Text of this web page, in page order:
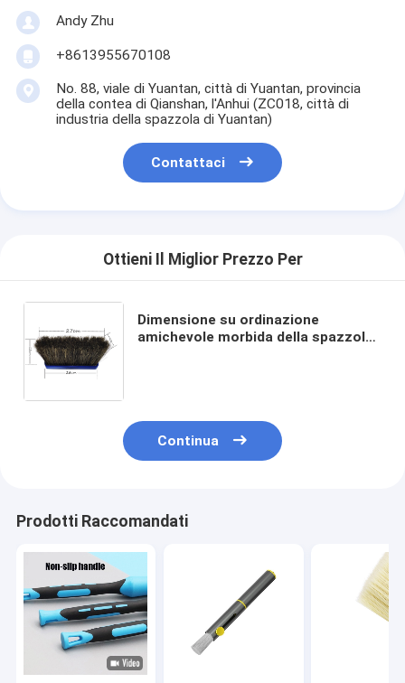
Andy Zhu
+8613955670108
No. 88, viale di Yuantan, città di Yuantan, provincia
della contea di Qianshan, l'Anhui (ZC018, città di
industria della spazzola di Yuantan)
Contattaci
Ottieni Il Miglior Prezzo Per
Dimensione su ordinazione
amichevole morbida della spazzola
Continua
Prodotti Raccomandati